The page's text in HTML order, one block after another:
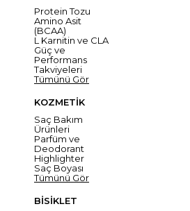
Protein Tozu
Amino Asit
(BCAA)
L Karnitin ve CLA
Güç ve
Performans
Takviyeleri
Tümünü Gör
KOZMETİK
Saç Bakım
Ürünleri
Parfüm ve
Deodorant
Highlighter
Saç Boyası
Tümünü Gör
BİSİKLET